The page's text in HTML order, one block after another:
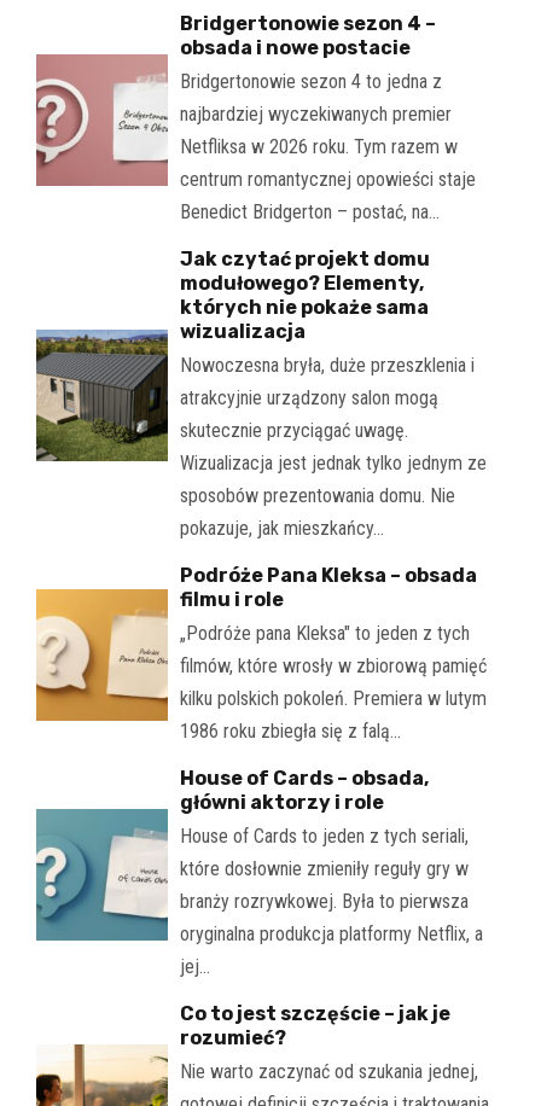
Bridgertonowie sezon 4 –
obsada i nowe postacie
Bridgertonowie sezon 4 to jedna z
najbardziej wyczekiwanych premier
Netfliksa w 2026 roku. Tym razem w
centrum romantycznej opowieści staje
Benedict Bridgerton – postać, na…
Jak czytać projekt domu
modułowego? Elementy,
których nie pokaże sama
wizualizacja
Nowoczesna bryła, duże przeszklenia i
atrakcyjnie urządzony salon mogą
skutecznie przyciągać uwagę.
Wizualizacja jest jednak tylko jednym ze
sposobów prezentowania domu. Nie
pokazuje, jak mieszkańcy…
Podróże Pana Kleksa – obsada
filmu i role
„Podróże pana Kleksa" to jeden z tych
filmów, które wrosły w zbiorową pamięć
kilku polskich pokoleń. Premiera w lutym
1986 roku zbiegła się z falą…
House of Cards – obsada,
główni aktorzy i role
House of Cards to jeden z tych seriali,
które dosłownie zmieniły reguły gry w
branży rozrywkowej. Była to pierwsza
oryginalna produkcja platformy Netflix, a
jej…
Co to jest szczęście – jak je
rozumieć?
Nie warto zaczynać od szukania jednej,